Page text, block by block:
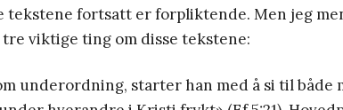
tekstene fortsatt er forpliktende. Men jeg
viktige ting om disse tekstene:
underordning, starter han med å si til både